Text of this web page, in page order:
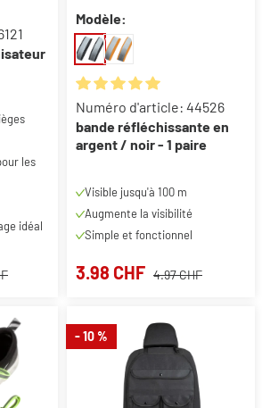
sur 5 étoiles
les
idéal
Modèle:
Note moyenne de 5 sur 5
Numéro d'article: 44526
bande réfléchissante en
argent / noir - 1 paire
Visible jusqu'à 100 m
Augmente la visibilité
Simple et fonctionnel
3.98 CHF 4.97 CHF
- 10 %